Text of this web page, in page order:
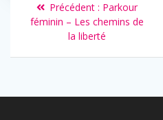
Précédent : Parkour
féminin – Les chemins de
la liberté